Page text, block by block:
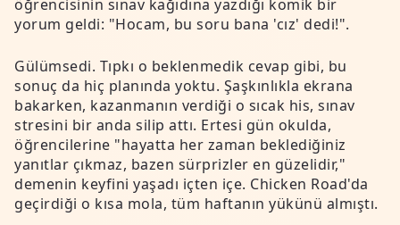
öğrencisinin sınav kağıdına yazdığı komik bir
yorum geldi: "Hocam, bu soru bana 'cız' dedi!".
Gülümsedi. Tıpkı o beklenmedik cevap gibi, bu
sonuç da hiç planında yoktu. Şaşkınlıkla ekrana
bakarken, kazanmanın verdiği o sıcak his, sınav
stresini bir anda silip attı. Ertesi gün okulda,
öğrencilerine "hayatta her zaman beklediğiniz
yanıtlar çıkmaz, bazen sürprizler en güzelidir,"
demenin keyfini yaşadı içten içe. Chicken Road'da
geçirdiği o kısa mola, tüm haftanın yükünü almıştı.